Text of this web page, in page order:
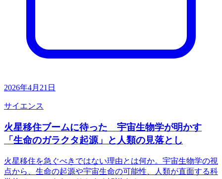
2026年4月21日
サイエンス
火星移住ブームに待った 宇宙生物学が明かす
「生命のガラクタ起源」と人類の見落とし
火星移住を急ぐべきではない理由とは何か。宇宙生物学の視
点から、生命の起源や宇宙生命の可能性、人類が直面する科